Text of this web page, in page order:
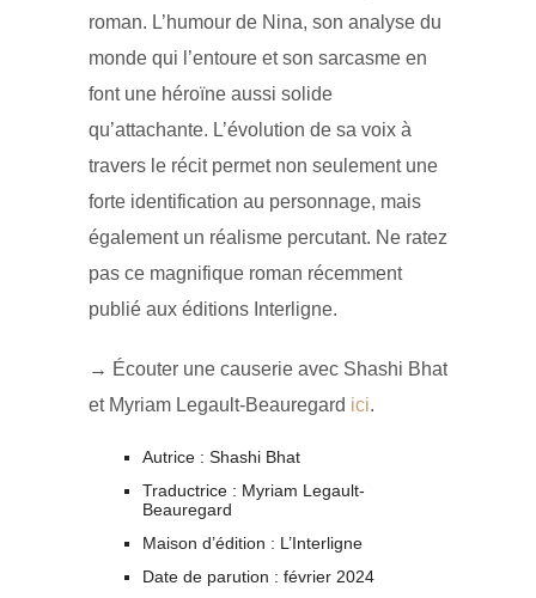
roman. L’humour de Nina, son analyse du
monde qui l’entoure et son sarcasme en
font une héroïne aussi solide
qu’attachante. L’évolution de sa voix à
travers le récit permet non seulement une
forte identification au personnage, mais
également un réalisme percutant. Ne ratez
pas ce magnifique roman récemment
publié aux éditions Interligne.
→ Écouter une causerie avec Shashi Bhat
et Myriam Legault-Beauregard ici.
Autrice : Shashi Bhat
Traductrice : Myriam Legault-
Beauregard
Maison d’édition : L’Interligne
Date de parution : février 2024